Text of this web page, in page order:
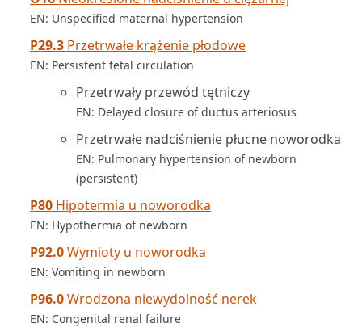
EN: Unspecified maternal hypertension
P29.3 Przetrwałe krążenie płodowe
EN: Persistent fetal circulation
Przetrwały przewód tętniczy
EN: Delayed closure of ductus arteriosus
Przetrwałe nadciśnienie płucne noworodka
EN: Pulmonary hypertension of newborn
(persistent)
P80 Hipotermia u noworodka
EN: Hypothermia of newborn
P92.0Wymioty u noworodka
EN: Vomiting in newborn
P96.0Wrodzona niewydolność nerek
EN: Congenital renal failure